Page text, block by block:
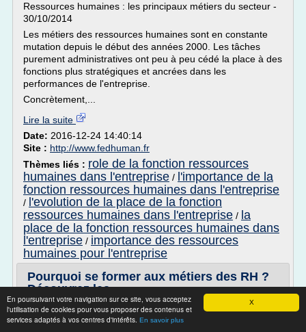
X
En poursuivant votre navigation sur ce site, vous acceptez
l'utilisation de cookies pour vous proposer des contenus et
services adaptés à vos centres d'intérêts. En savoir plus
Ressources humaines : les principaux métiers du secteur -
30/10/2014
Les métiers des ressources humaines sont en constante
mutation depuis le début des années 2000. Les tâches
purement administratives ont peu à peu cédé la place à des
fonctions plus stratégiques et ancrées dans les
performances de l'entreprise.
Concrètement,...
Lire la suite
Date: 2016-12-24 14:40:14
Site : http://www.fedhuman.fr
Thèmes liés : role de la fonction ressources
humaines dans l'entreprise / l'importance de la
fonction ressources humaines dans l'entreprise
/ l'evolution de la place de la fonction
ressources humaines dans l'entreprise / la
place de la fonction ressources humaines dans
l'entreprise / importance des ressources
humaines pour l'entreprise
Pourquoi se former aux métiers des RH ?
Découvrez les ...
Pourquoi se former aux métiers des RH ? Découvrez les
multi-facettes d'un secteur en pleine mutation !